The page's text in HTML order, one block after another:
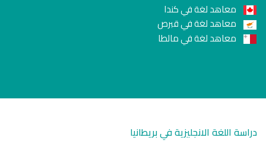
معاهد لغة في كندا
معاهد لغة في قبرص
معاهد لغة في مالطا
دراسة اللغة الانجليزية في بريطانيا